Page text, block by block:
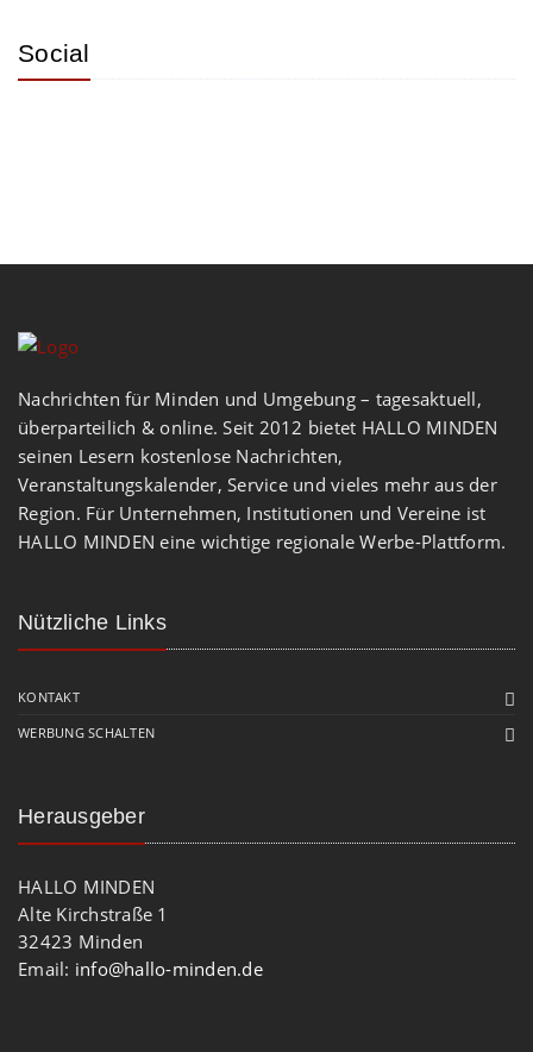
Social
Nachrichten für Minden und Umgebung – tagesaktuell,
überparteilich & online. Seit 2012 bietet HALLO MINDEN
seinen Lesern kostenlose Nachrichten,
Veranstaltungskalender, Service und vieles mehr aus der
Region. Für Unternehmen, Institutionen und Vereine ist
HALLO MINDEN eine wichtige regionale Werbe-Plattform.
Nützliche Links
KONTAKT
WERBUNG SCHALTEN
Herausgeber
HALLO MINDEN
Alte Kirchstraße 1
32423 Minden
Email: info@hallo-minden.de